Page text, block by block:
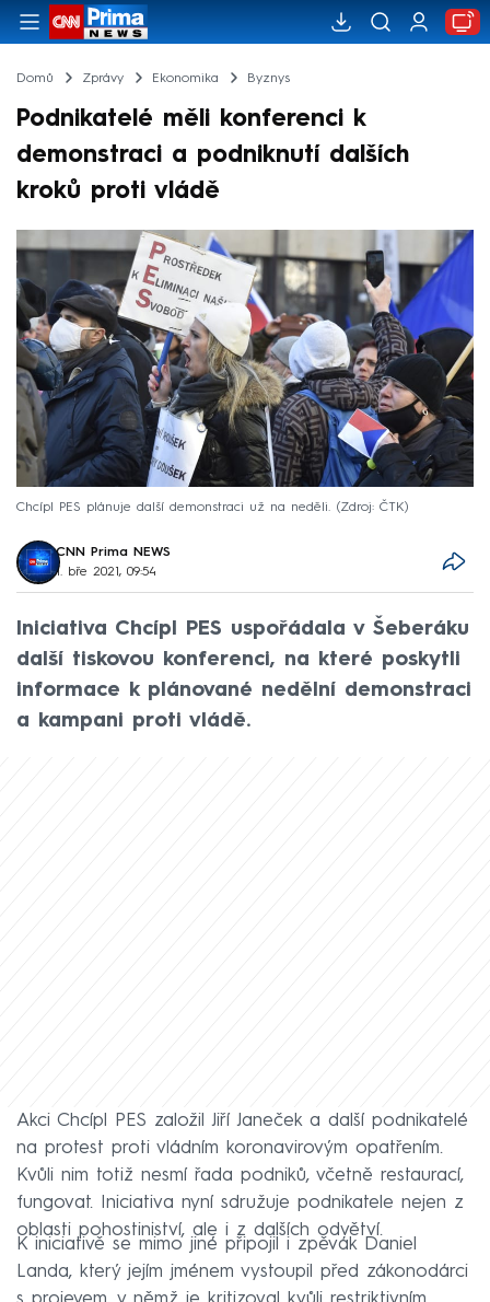
Domů Zprávy Ekonomika Byznys
Podnikatelé měli konferenci k
demonstraci a podniknutí dalších
kroků proti vládě
Chcípl PES plánuje další demonstraci už na neděli. Zdroj: ČTK
CNN Prima NEWS
1. bře 2021, 09:54
Iniciativa Chcípl PES uspořádala v Šeberáku
další tiskovou konferenci, na které poskytli
informace k plánované nedělní demonstraci
a kampani proti vládě.
Akci Chcípl PES založil Jiří Janeček a další podnikatelé
na protest proti vládním koronavirovým opatřením.
Kvůli nim totiž nesmí řada podniků, včetně restaurací,
fungovat. Iniciativa nyní sdružuje podnikatele nejen z
oblasti pohostiniství, ale i z dalších odvětví.
K iniciativě se mimo jiné připojil i zpěvák Daniel
Landa, který jejím jménem vystoupil před zákonodárci